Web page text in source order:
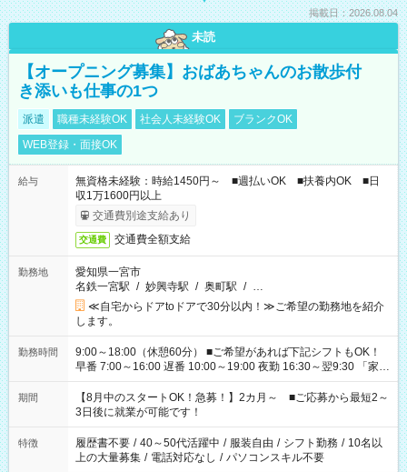
掲載日：2026.08.04
未読
【オープニング募集】おばあちゃんのお散歩付
き添いも仕事の1つ
派遣 職種未経験OK 社会人未経験OK
ブランクOK
WEB登録・面接OK
給与
無資格未経験：時給1450円～ ■週払いOK ■扶養内OK ■日
収1万1600円以上
交通費別途支給あり
交通費 交通費全額支給
勤務地
愛知県一宮市
名鉄一宮駅 / 妙興寺駅 / 奥町駅 / …
≪自宅からドアtoドアで30分以内！≫ご希望の勤務地を紹介
します。
勤務時間
9:00～18:00（休憩60分） ■ご希望があれば下記シフトもOK！
早番 7:00～16:00 遅番 10:00～19:00 夜勤 16:30～翌9:30 「家族
と休みを合わせたい」 「余裕を持って夕飯の準備がしたい」
「できれば残業はしたくない」 など、ご希望を教えてください
ね。 ※Wワーク希望の方へ 今ご覧のお仕事で希望する勤務時間
と、もう1つのお仕事の勤務時間。 合計で週40時間を超える場
合は応募できません。
期間
【8月中のスタートOK！急募！】2カ月～ ■ご応募から最短2～
3日後に就業が可能です！
特徴 履歴書不要 / 40～50代活躍中 / 服装自由 / シフト勤務 / 10名以
上の大量募集 / 電話対応なし / パソコンスキル不要